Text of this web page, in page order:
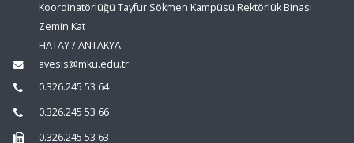
Koordinatörlüğü Tayfur Sökmen Kampüsü Rektörlük Binası
Zemin Kat
HATAY / ANTAKYA
avesis@mku.edu.tr
0.326.245 53 64
0.326.245 53 66
0.326.245 53 63